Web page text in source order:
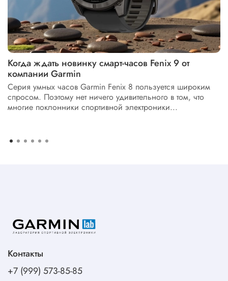
Когда ждать новинку смарт-часов Fenix 9 от
компании Garmin
Серия умных часов Garmin Fenix 8 пользуется широким
спросом. Поэтому нет ничего удивительного в том, что
многие поклонники спортивной электроники...
Контакты
+7 (999) 573-85-85